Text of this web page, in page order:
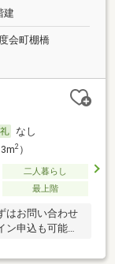
建
会町棚橋
なし
2）
二人暮らし
最上階
はお問い合わせ
ン申込も可能で